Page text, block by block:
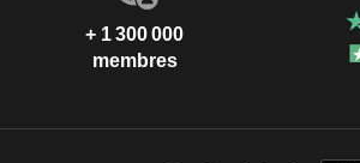
+ 1 300 000
membres